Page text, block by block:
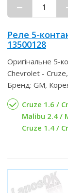
Реле 5-
13500128
Оригінальне 5-
Chevrolet -
Бренд: GM,
Cruze 1.6 /
Malibu 2.4 /
Cruze 1.4 /